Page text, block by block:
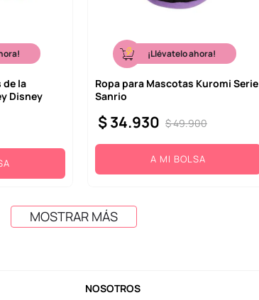
de la
Disney
¡Llévatelo ahora!
Ropa para Mascotas Kuromi Serie
Sanrio
$49.900
$34.930
A MI BOLSA
MOSTRAR MÁS
NOSOTROS